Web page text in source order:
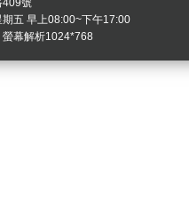
五 早上08:00~下午17:00
幕解析1024*768